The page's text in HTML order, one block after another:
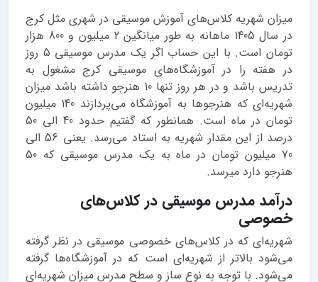
میزان شهریه کلاس‌های آموزش موسیقی در شهری مثل کرج
در سال 1405 ماهانه به طور میانگین 2 میلیون و 800 هزار
تومان است. با این حساب اگر یک مدرس موسیقی 5 روز
در هفته را در آموزشگاه‌های موسیقی کرج مشغول به
تدریس باشد و در هر روز تنها 10 هنرجو داشته باشد میزان
شهریه‌ای که هنرجوها به آموزشگاه می‌پردازند 140 میلیون
تومان در ماه است. همانطور که گفتیم حدود 40 الی 50
درصد از این مقدار شهریه به استاد می‌رسد. یعنی 56 الی
70 میلیون تومان در ماه به یک مدرس موسیقی که 50
هنرجو دارد میرسد.
درآمد مدرس موسیقی در کلاس‌های
خصوصی
شهریه‌ای که در کلاس‌های خصوصی موسیقی در نظر گرفته
می‌شود بالاتر از شهریه‌ای است که در آموزشگاه‌ها گرفته
می‌شود. با توجه به نوع ساز و سطح مدرس میزان شهریه‌ای